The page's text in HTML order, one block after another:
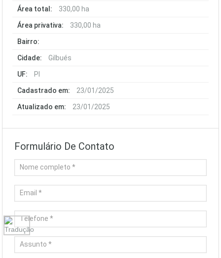
Área total: 330,00 ha
Área privativa: 330,00 ha
Bairro:
Cidade: Gilbués
UF: PI
Cadastrado em: 23/01/2025
Atualizado em: 23/01/2025
Formulário De Contato